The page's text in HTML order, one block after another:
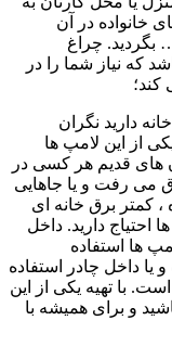
خانواده در آن
بگردید. چراغ
که نیاز شما را در
دارید نگران
از این لامپ ها
های قدیم هر کسی در
می رفت و یا جاهایی
، کمتر برق خانه ای
احتیاج دارید. داخل
ها استفاده
یا داخل چادر استفاده
با تهیه یکی از این
و برای همیشه با